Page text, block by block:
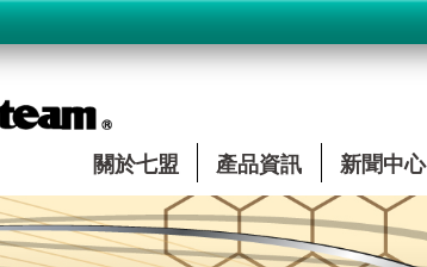
關於七盟 產品資訊 新聞中心